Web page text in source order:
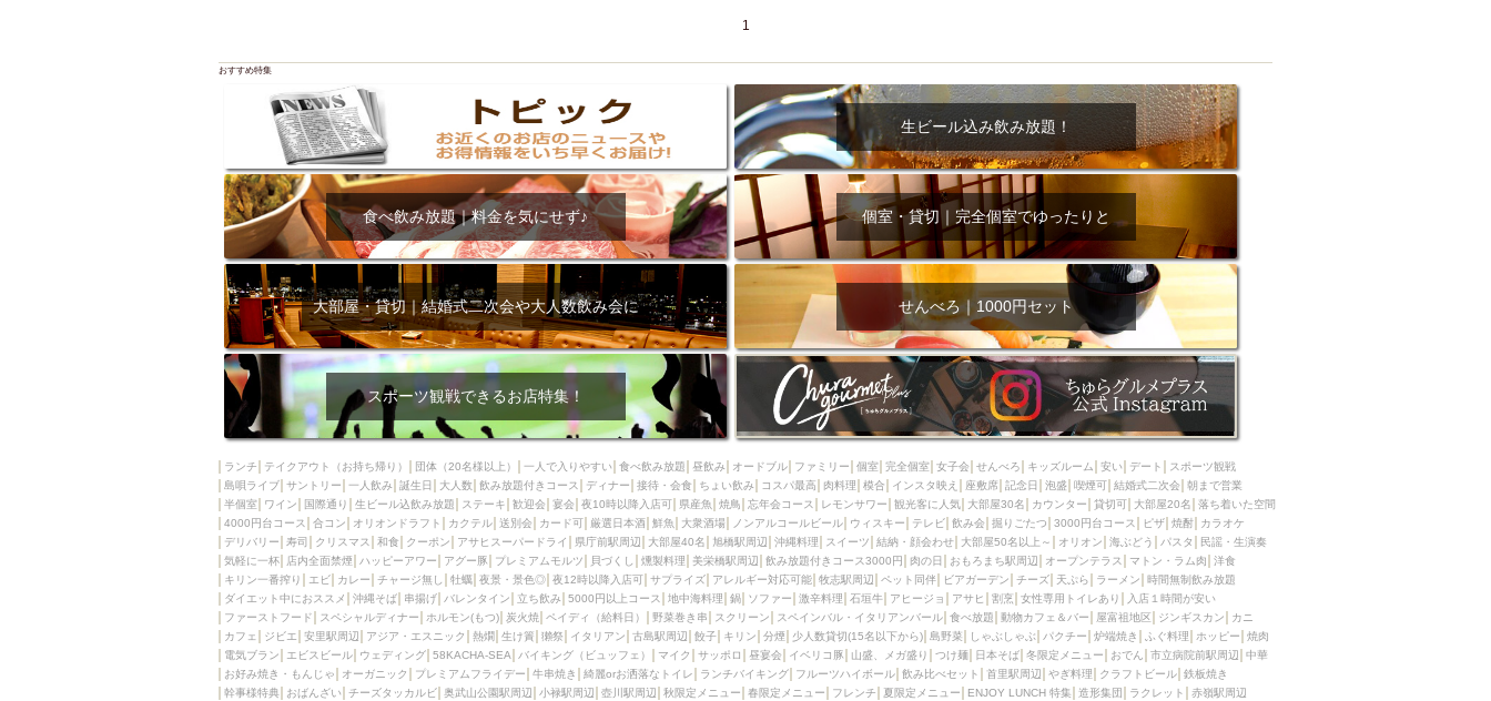
4000円台コース
デリバリー 寿司 クリスマス 和食
クーポン
アサヒスーパードライ
県庁前駅周辺 旭橋駅周辺 沖縄料理 スイーツ
結納・顔会わせ
大部屋50名以上～
オリオン 海ぶどう 民謡・生演奏 気軽に一杯
店内全面禁煙
ハッピーアワー
アグー豚 プレミアムモルツ 貝づくし 燻製料理
美栄橋駅周辺
飲み放題付きコース3000円
肉の日 おもろまち駅周辺 オープンテラス マトン・ラム肉
洋食
キリン一番搾り
エビ カレー チャージ無し 牡蠣 夜景・景色◎ 夜12時以降入店可
サプライズ
アレルギー対応可能
牧志駅周辺 ペット同伴 ビアガーデン 天ぷら
時間無制飲み放題
ダイエット中におススメ
沖縄そば 串揚げ バレンタイン 立ち飲み 5000円以上コース 地中海料理
鍋
ソファー
激辛料理 石垣牛 アヒージョ アサヒ 割烹 女性専用トイレあり
入店１時間が安い
ファーストフード
スペシャルディナー ホルモン(もつ) 炭火焼 ペイディ（給料日）
野菜巻き串
スクリーン
スペインバル・イタリアンバール 食べ放題 動物カフェ＆バー 屋富祖地区
ジンギスカン
カニ
カフェ ジビエ 安里駅周辺 アジア・エスニック 熱燗 生け簀 獺祭 イタリアン
古島駅周辺
分煙 少人数貸切(15名以下から) しゃぶしゃぶ パクチー 炉端焼き
ふぐ料理
ホッピー
焼肉 電気ブラン エビスビール ウェディング 58KACHA-SEA
バイキング（ビュッフェ）
マイク
サッポロ 昼宴会 イベリコ豚 山盛、メガ盛り つけ麺 日本そば 冬限定メニュー
おでん
市立病院前駅周辺
中華 お好み焼き・もんじゃ オーガニック プレミアムフライデー
牛串焼き
綺麗orお洒落なトイレ
ランチバイキング フルーツハイボール 飲み比べセット 首里駅周辺
やぎ料理
クラフトビール
鉄板焼き 幹事様特典 おばんざい チーズタッカルビ 奥武山公園駅周辺
小禄駅周辺
壺川駅周辺
秋限定メニュー 春限定メニュー フレンチ 夏限定メニュー ENJOY LUNCH 特集
造形集団
ラクレット
赤嶺駅周辺 シードル 那覇空港駅周辺 儀保駅周辺
1
おすすめ特集
生ビール込み飲み放題！
食べ飲み放題｜料金を気にせず♪ 個室・貸切｜完全個室でゆったりと
大部屋・貸切｜結婚式二次会や大人数飲み会に せんべろ｜1000円セット
スポーツ観戦できるお店特集！
ランチ テイクアウト（お持ち帰り） 団体（20名様以上） 一人で入りやすい 食べ飲み放題 昼飲み オードブル ファミリー 個室 完全個室 女子会 せんべろ キッズルーム 安い デート
スポーツ観戦
島唄ライブ サントリー 一人飲み 誕生日 大人数 飲み放題付きコース ディナー 接待・会食 ちょい飲み コスパ最高 肉料理 模合 インスタ映え 座敷席 記念日 泡盛 喫煙可 結婚式二次会 朝まで営業
半個室
ワイン 国際通り 生ビール込飲み放題 ステーキ 歓迎会 宴会 夜10時以降入店可 県産魚 焼鳥 忘年会コース レモンサワー 観光客に人気 大部屋30名 カウンター 貸切可 大部屋20名
落ち着いた空間
4000円台コース
合コン オリオンドラフト カクテル 送別会 カード可 厳選日本酒 鮮魚 大衆酒場 ノンアルコールビール ウィスキー テレビ 飲み会 掘りごたつ 3000円台コース ピザ 焼酎
カラオケ
デリバリー
寿司 クリスマス 和食 クーポン アサヒスーパードライ 県庁前駅周辺 大部屋40名 旭橋駅周辺 沖縄料理 スイーツ 結納・顔会わせ 大部屋50名以上～ オリオン 海ぶどう パスタ
民謡・生演奏
気軽に一杯
店内全面禁煙 ハッピーアワー アグー豚 プレミアムモルツ 貝づくし 燻製料理 美栄橋駅周辺 飲み放題付きコース3000円 肉の日 おもろまち駅周辺 オープンテラス マトン・ラム肉
洋食
キリン一番搾り
エビ カレー チャージ無し 牡蠣 夜景・景色◎ 夜12時以降入店可 サプライズ アレルギー対応可能 牧志駅周辺 ペット同伴 ビアガーデン チーズ 天ぷら ラーメン
時間無制飲み放題
ダイエット中におススメ
沖縄そば 串揚げ バレンタイン 立ち飲み 5000円以上コース 地中海料理 鍋 ソファー 激辛料理 石垣牛 アヒージョ アサヒ 割烹 女性専用トイレあり
入店１時間が安い
ファーストフード
スペシャルディナー ホルモン(もつ) 炭火焼 ペイディ（給料日） 野菜巻き串 スクリーン スペインバル・イタリアンバール 食べ放題 動物カフェ＆バー 屋富祖地区 ジンギスカン
カニ
カフェ
ジビエ 安里駅周辺 アジア・エスニック 熱燗 生け簀 獺祭 イタリアン 古島駅周辺 餃子 キリン 分煙 少人数貸切(15名以下から) 島野菜 しゃぶしゃぶ パクチー 炉端焼き ふぐ料理 ホッピー
焼肉
電気ブラン
エビスビール ウェディング 58KACHA-SEA バイキング（ビュッフェ） マイク サッポロ 昼宴会 イベリコ豚 山盛、メガ盛り つけ麺 日本そば 冬限定メニュー おでん 市立病院前駅周辺
中華
お好み焼き・もんじゃ
オーガニック プレミアムフライデー 牛串焼き 綺麗orお洒落なトイレ ランチバイキング フルーツハイボール 飲み比べセット 首里駅周辺 やぎ料理 クラフトビール 鉄板焼き
幹事様特典
おばんざい チーズタッカルビ 奥武山公園駅周辺 小禄駅周辺 壺川駅周辺 秋限定メニュー 春限定メニュー フレンチ 夏限定メニュー ENJOY LUNCH 特集 造形集団 ラクレット 赤嶺駅周辺